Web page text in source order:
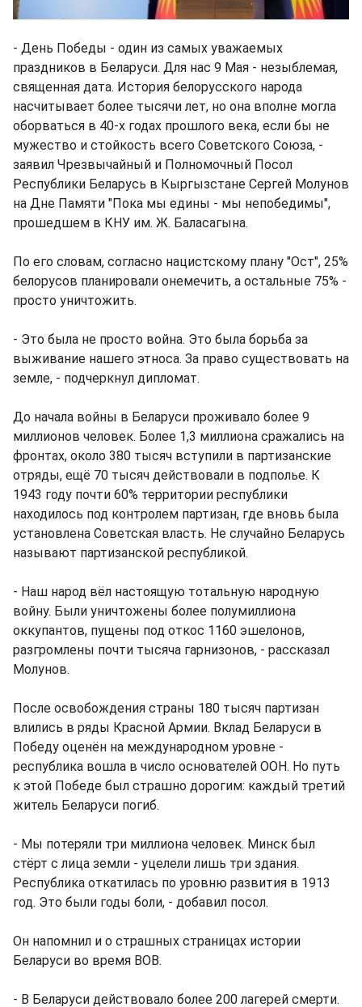
- День Победы - один из самых уважаемых
праздников в Беларуси. Для нас 9 Мая - незыблемая,
священная дата. История белорусского народа
насчитывает более тысячи лет, но она вполне могла
оборваться в 40-х годах прошлого века, если бы не
мужество и стойкость всего Советского Союза, -
заявил Чрезвычайный и Полномочный Посол
Республики Беларусь в Кыргызстане Сергей Молунов
на Дне Памяти "Пока мы едины - мы непобедимы",
прошедшем в КНУ им. Ж. Баласагына.
По его словам, согласно нацистскому плану "Ост", 25%
белорусов планировали онемечить, а остальные 75% -
просто уничтожить.
- Это была не просто война. Это была борьба за
выживание нашего этноса. За право существовать на
земле, - подчеркнул дипломат.
До начала войны в Беларуси проживало более 9
миллионов человек. Более 1,3 миллиона сражались на
фронтах, около 380 тысяч вступили в партизанские
отряды, ещё 70 тысяч действовали в подполье. К
1943 году почти 60% территории республики
находилось под контролем партизан, где вновь была
установлена Советская власть. Не случайно Беларусь
называют партизанской республикой.
- Наш народ вёл настоящую тотальную народную
войну. Были уничтожены более полумиллиона
оккупантов, пущены под откос 1160 эшелонов,
разгромлены почти тысяча гарнизонов, - рассказал
Молунов.
После освобождения страны 180 тысяч партизан
влились в ряды Красной Армии. Вклад Беларуси в
Победу оценён на международном уровне -
республика вошла в число основателей ООН. Но путь
к этой Победе был страшно дорогим: каждый третий
житель Беларуси погиб.
- Мы потеряли три миллиона человек. Минск был
стёрт с лица земли - уцелели лишь три здания.
Республика откатилась по уровню развития в 1913
год. Это были годы боли, - добавил посол.
Он напомнил и о страшных страницах истории
Беларуси во время ВОВ.
- В Беларуси действовало более 200 лагерей смерти.